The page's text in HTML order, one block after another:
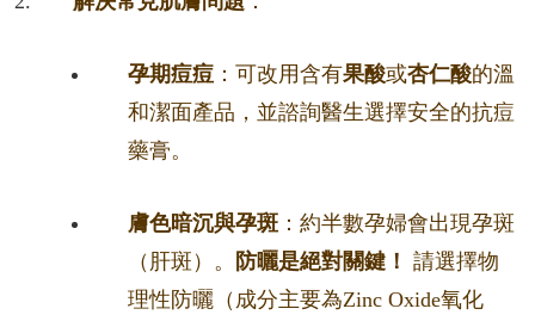
孕期痘痘 ：可改用含有果酸或杏仁酸的溫
和潔面產品，並諮詢醫生選擇安全的抗痘
藥膏。
膚色暗沉與孕斑 ：約半數孕婦會出現孕斑
（肝斑）。
防曬是絕對關鍵！ 請選擇物
理性防曬（成分主要為Zinc Oxide氧化